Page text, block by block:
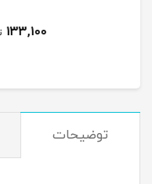
133,100
توضیحات